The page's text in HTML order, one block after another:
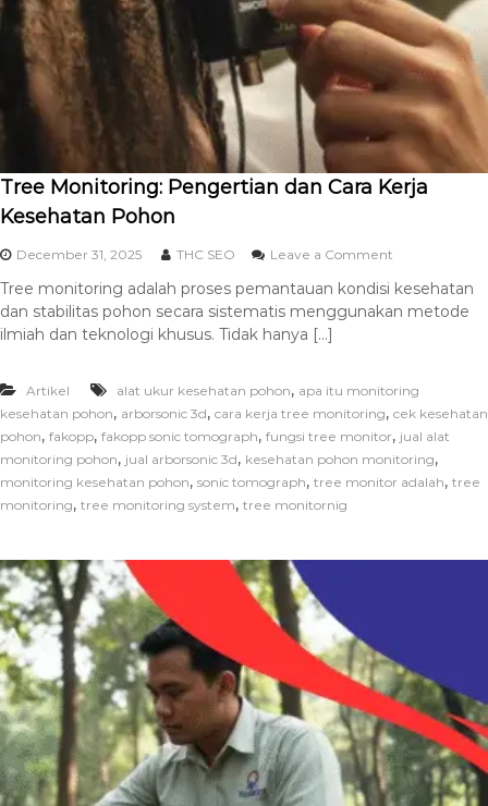
Tree Monitoring: Pengertian dan Cara Kerja
Kesehatan Pohon
December 31, 2025 THC SEO Leave a Comment
Tree monitoring adalah proses pemantauan kondisi kesehatan
dan stabilitas pohon secara sistematis menggunakan metode
ilmiah dan teknologi khusus. Tidak hanya […]
Artikel alat ukur kesehatan pohon, apa itu monitoring
kesehatan pohon, arborsonic 3d, cara kerja tree monitoring, cek kesehatan
pohon, fakopp, fakopp sonic tomograph, fungsi tree monitor, jual alat
monitoring pohon, jual arborsonic 3d, kesehatan pohon monitoring,
monitoring kesehatan pohon, sonic tomograph, tree monitor adalah, tree
monitoring, tree monitoring system, tree monitornig